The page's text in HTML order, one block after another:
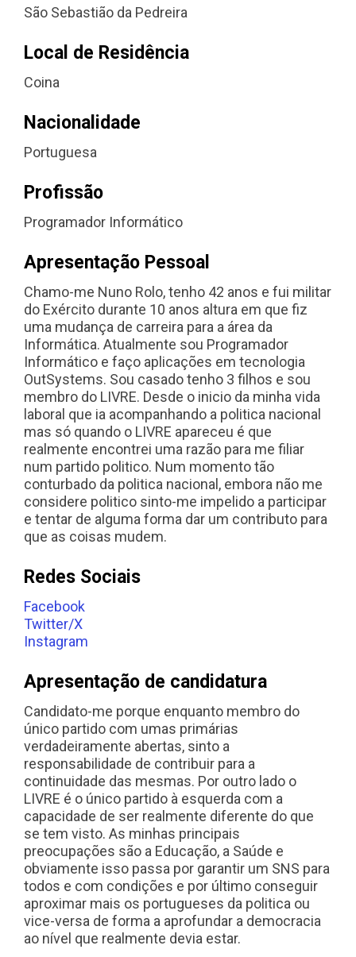
São Sebastião da Pedreira
Local de Residência
Coina
Nacionalidade
Portuguesa
Profissão
Programador Informático
Apresentação Pessoal
Chamo-me Nuno Rolo, tenho 42 anos e fui militar
do Exército durante 10 anos altura em que fiz
uma mudança de carreira para a área da
Informática. Atualmente sou Programador
Informático e faço aplicações em tecnologia
OutSystems. Sou casado tenho 3 filhos e sou
membro do LIVRE. Desde o inicio da minha vida
laboral que ia acompanhando a politica nacional
mas só quando o LIVRE apareceu é que
realmente encontrei uma razão para me filiar
num partido politico. Num momento tão
conturbado da politica nacional, embora não me
considere politico sinto-me impelido a participar
e tentar de alguma forma dar um contributo para
que as coisas mudem.
Redes Sociais
Facebook
Twitter/X
Instagram
Apresentação de candidatura
Candidato-me porque enquanto membro do
único partido com umas primárias
verdadeiramente abertas, sinto a
responsabilidade de contribuir para a
continuidade das mesmas. Por outro lado o
LIVRE é o único partido à esquerda com a
capacidade de ser realmente diferente do que
se tem visto. As minhas principais
preocupações são a Educação, a Saúde e
obviamente isso passa por garantir um SNS para
todos e com condições e por último conseguir
aproximar mais os portugueses da politica ou
vice-versa de forma a aprofundar a democracia
ao nível que realmente devia estar.